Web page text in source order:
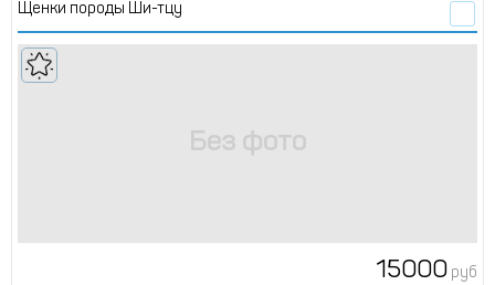
Щенки породы Ши-тцу
15000 руб